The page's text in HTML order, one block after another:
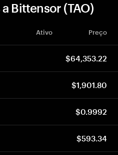
Bittensor (TAO)
Ativo Preço
$64,353.22
$1,901.80
$0.9992
$593.34